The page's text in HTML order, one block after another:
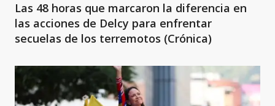
Las 48 horas que marcaron la diferencia en
las acciones de Delcy para enfrentar
secuelas de los terremotos (Crónica)